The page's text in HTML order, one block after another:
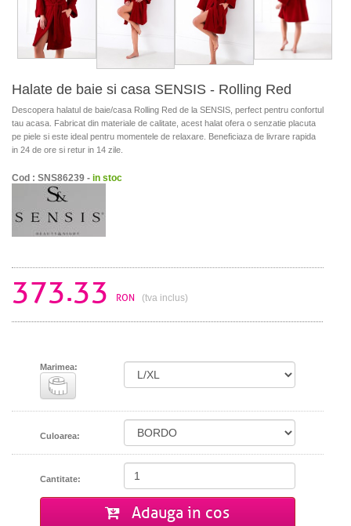
Halate de baie si casa SENSIS - Rolling Red
Descopera halatul de baie/casa Rolling Red de la SENSIS, perfect pentru confortul
tau acasa. Fabricat din materiale de calitate, acest halat ofera o senzatie placuta
pe piele si este ideal pentru momentele de relaxare. Beneficiaza de livrare rapida
in 24 de ore si retur in 14 zile.
Cod : SNS86239 - in stoc
373.33 RON (tva inclus)
Marimea:
Culoarea:
Cantitate:
Adauga in cos